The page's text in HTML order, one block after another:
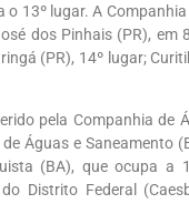
o 13º lugar. A
dos Pinhais (PR), em
(PR), 14º lugar;
pela Companhia de
Águas e Saneamento
(BA), que ocupa a
Distrito Federal